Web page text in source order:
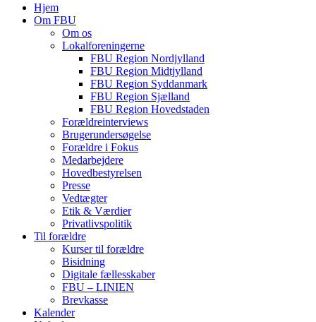
Hjem
Om FBU
Om os
Lokalforeningerne
FBU Region Nordjylland
FBU Region Midtjylland
FBU Region Syddanmark
FBU Region Sjælland
FBU Region Hovedstaden
Forældreinterviews
Brugerundersøgelse
Forældre i Fokus
Medarbejdere
Hovedbestyrelsen
Presse
Vedtægter
Etik & Værdier
Privatlivspolitik
Til forældre
Kurser til forældre
Bisidning
Digitale fællesskaber
FBU – LINIEN
Brevkasse
Kalender